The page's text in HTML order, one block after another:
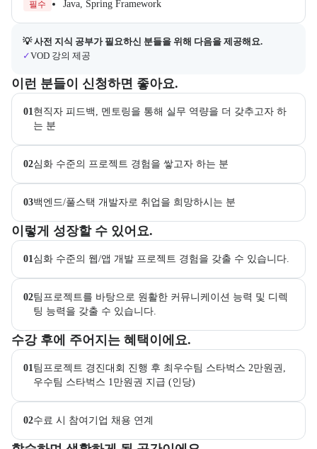
필수 Java, Spring Framework
사전 지식 공부가 필요한 수강생을 위해 제공되는 자료 목록이다.
💡 사전 지식 공부가 필요하신 분들을 위해 다음을 제공해요.
✓VOD 강의 제공
이런 분들이 신청하면 좋아요.
이 교육과정이 어떤 분들께 추천되는지 항목으로 안내한다. 더보기
01현직자 피드백, 멘토링을 통해 실무 역량을 더 갖추고자 하
는 분
02심화 수준의 프로젝트 경험을 쌓고자 하는 분
03백엔드/풀스택 개발자로 취업을 희망하시는 분
이렇게 성장할 수 있어요.
이 교육과정에서 성취할 수 있는 목표를 항목으로 안내한다. 더보기
01심화 수준의 웹/앱 개발 프로젝트 경험을 갖출 수 있습니다.
02팀프로젝트를 바탕으로 원활한 커뮤니케이션 능력 및 디렉
팅 능력을 갖출 수 있습니다.
수강 후에 주어지는 혜택이에요.
교육과정 수강 시 제공되는 혜택 목록을 안내한다.
01팀프로젝트 경진대회 진행 후 최우수팀 스타벅스 2만원권,
우수팀 스타벅스 1만원권 지급 (인당)
02수료 시 참여기업 채용 연계
부트캠프 교육 환경 사진을 목록으로 보여준다.